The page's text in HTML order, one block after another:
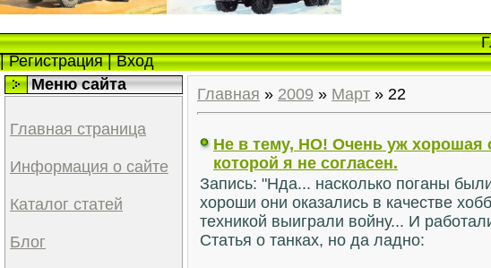
|Регистрация|Вход
Меню сайта
Главная страница
Информация о сайте
Каталог статей
Блог
Главная » 2009 » Март » 22
Не в тему, НО! Очень уж хорошая
которой я не согласен.
Запись: "Нда... насколько поганы
хороши они оказались в качестве
техникой выиграли войну... И
Статья о танках, но да ладно: